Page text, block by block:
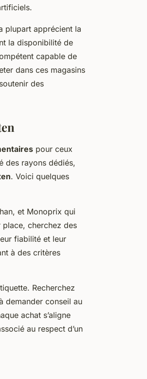
plupart apprécient la
la disponibilité de
capable de
dans ces magasins
des
pour ceux
des rayons dédiés,
. Voici quelques
et Monoprix qui
cherchez des
fiabilité et leur
à des critères
Recherchez
demander conseil au
achat s’aligne
au respect d’un